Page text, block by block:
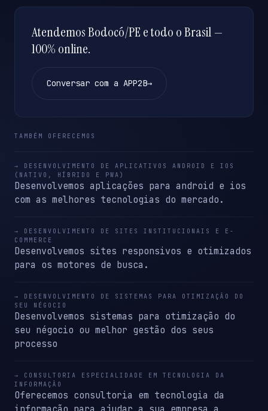
Atendemos Bodocó/PE e todo o Brasil —
100% online.
Conversar com a APP2B→
TAMBÉM OFERECEMOS
→ DESENVOLVIMENTO DE APLICATIVOS ANDROID E IOS
(NATIVO, HÍBRIDO E PWA)
Desenvolvemos aplicações para android e ios
com as melhores tecnologias do mercado.
→ DESENVOLVIMENTO DE SITES INSTITUCIONAIS E E-
COMMERCE
Desenvolvemos sites responsivos e otimizados
para os motores de busca.
→ DESENVOLVIMENTO DE SISTEMAS PARA OTIMIZAÇÃO DO
SEU NÉGOCIO
Desenvolvemos sistemas para otimização do
seu négocio ou melhor gestão dos seus
processo
→ CONSULTORIA ESPECIALIDADE EM TECNOLOGIA DA
INFORMAÇÃO
Oferecemos consultoria em tecnologia da